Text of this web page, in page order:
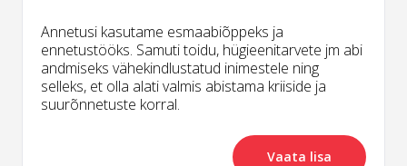
Annetusi kasutame esmaabiõppeks ja
ennetustööks. Samuti toidu, hügieenitarvete jm abi
andmiseks vähekindlustatud inimestele ning
selleks, et olla alati valmis abistama kriiside ja
suurõnnetuste korral.
Vaata lisa